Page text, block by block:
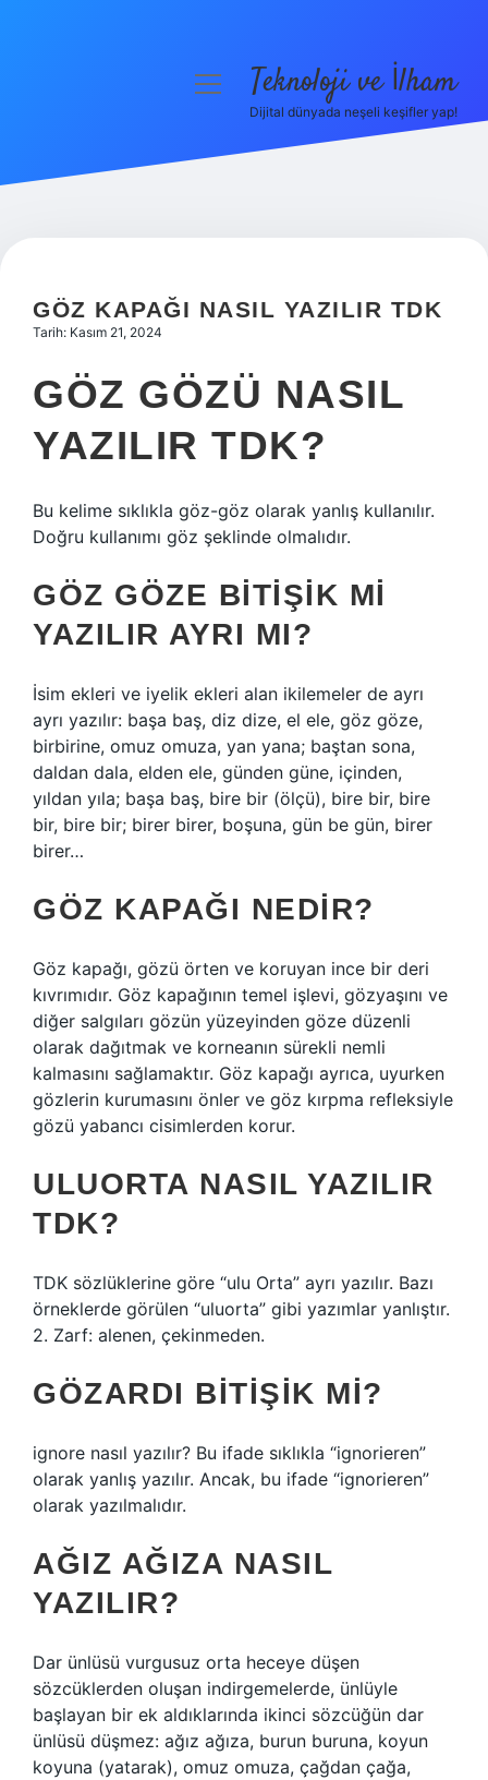
Hakkımızda
menüyüTeknoloji ve İlham
Dijital dünyada neşeli keşifler yap!
GÖZ KAPAĞI NASIL YAZILIR TDK
Tarih: Kasım 21, 2024
GÖZ GÖZÜ NASIL
YAZILIR TDK?
Bu kelime sıklıkla göz-göz olarak yanlış kullanılır.
Doğru kullanımı göz şeklinde olmalıdır.
GÖZ GÖZE BITIŞIK MI
YAZILIR AYRI MI?
İsim ekleri ve iyelik ekleri alan ikilemeler de ayrı
ayrı yazılır: başa baş, diz dize, el ele, göz göze,
birbirine, omuz omuza, yan yana; baştan sona,
daldan dala, elden ele, günden güne, içinden,
yıldan yıla; başa baş, bire bir (ölçü), bire bir, bire
bir, bire bir; birer birer, boşuna, gün be gün, birer
birer…
GÖZ KAPAĞI NEDIR?
Göz kapağı, gözü örten ve koruyan ince bir deri
kıvrımıdır. Göz kapağının temel işlevi, gözyaşını ve
diğer salgıları gözün yüzeyinden göze düzenli
olarak dağıtmak ve korneanın sürekli nemli
kalmasını sağlamaktır. Göz kapağı ayrıca, uyurken
gözlerin kurumasını önler ve göz kırpma refleksiyle
gözü yabancı cisimlerden korur.
ULUORTA NASIL YAZILIR
TDK?
TDK sözlüklerine göre “ulu Orta” ayrı yazılır. Bazı
örneklerde görülen “uluorta” gibi yazımlar yanlıştır.
2. Zarf: alenen, çekinmeden.
GÖZARDI BITIŞIK MI?
ignore nasıl yazılır? Bu ifade sıklıkla “ignorieren”
olarak yanlış yazılır. Ancak, bu ifade “ignorieren”
olarak yazılmalıdır.
AĞIZ AĞIZA NASIL
YAZILIR?
Dar ünlüsü vurgusuz orta heceye düşen
sözcüklerden oluşan indirgemelerde, ünlüyle
başlayan bir ek aldıklarında ikinci sözcüğün dar
ünlüsü düşmez: ağız ağıza, burun buruna, koyun
koyuna (yatarak), omuz omuza, çağdan çağa,